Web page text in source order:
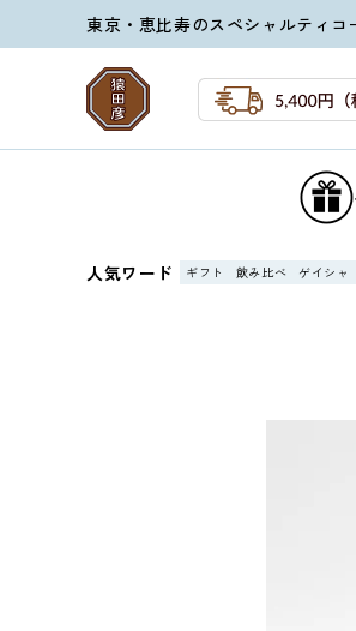
ンツに
進む
東京・恵比寿のスペシャルティコ
人気ワード ギフト 飲み比べ ゲイシャ